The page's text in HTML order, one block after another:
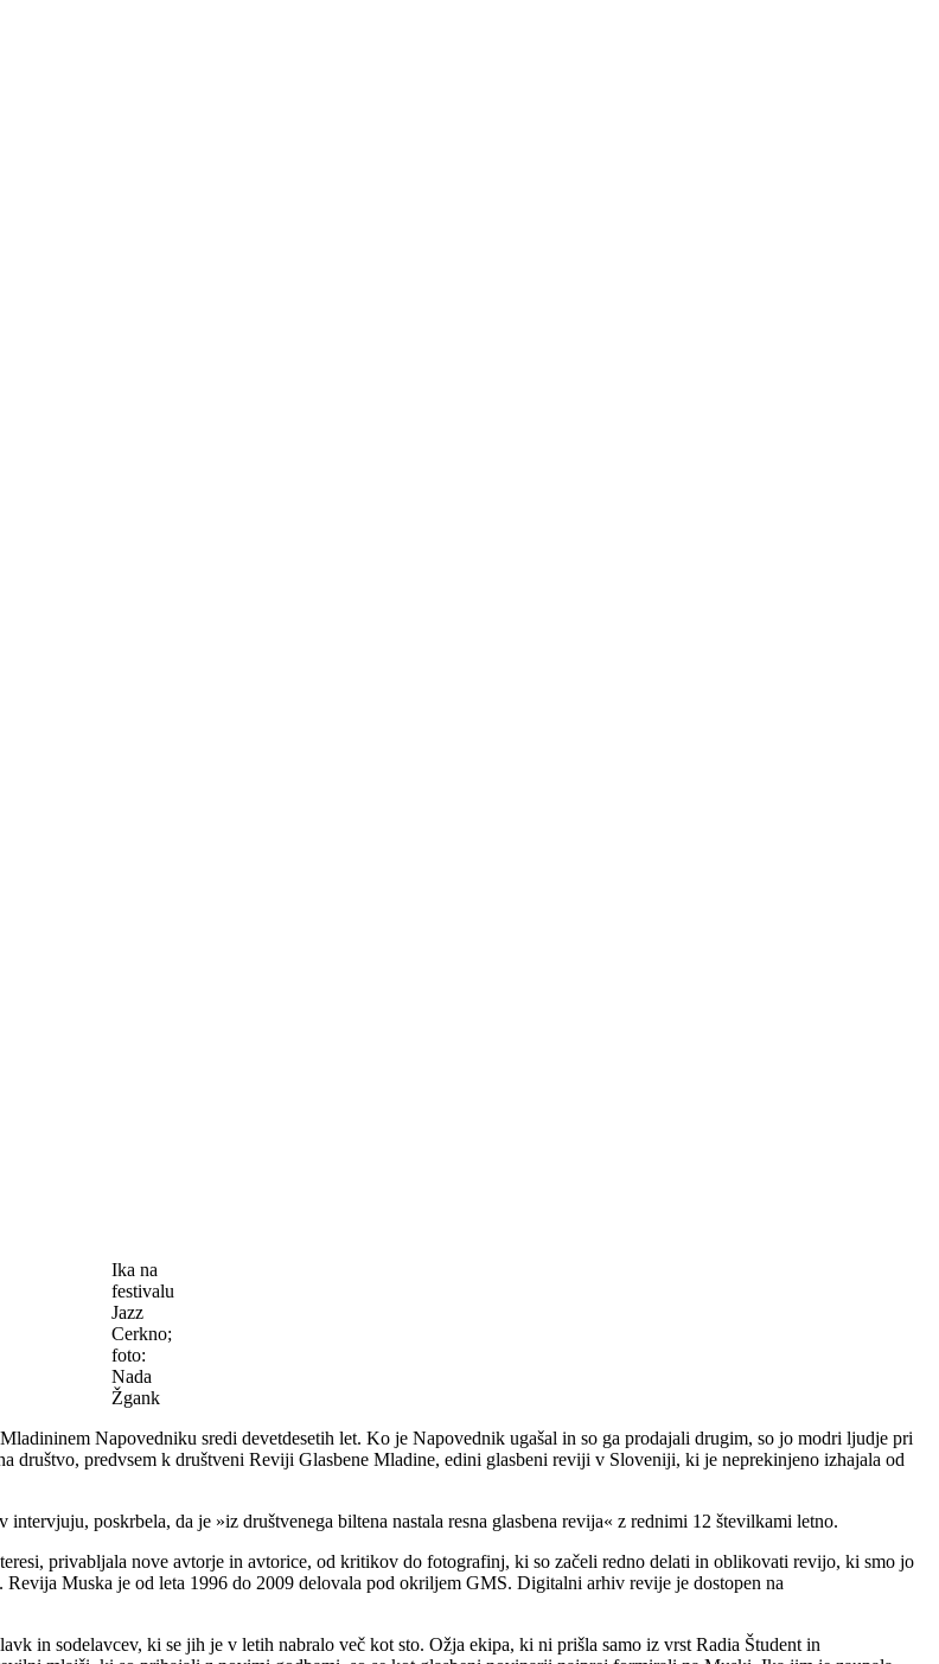
Ika na
festivalu
Jazz
Cerkno;
foto:
Nada
Žgank
Napovedniku sredi devetdesetih let. Ko je Napovednik ugašal in so ga prodajali drugim, so jo modri ljudje pri
društvo, predvsem k društveni Reviji Glasbene Mladine, edini glasbeni reviji v Sloveniji, ki je neprekinjeno izhajala od
poskrbela, da je »iz društvenega biltena nastala resna glasbena revija« z rednimi 12 številkami letno.
privabljala nove avtorje in avtorice, od kritikov do fotografinj, ki so začeli redno delati in oblikovati revijo, ki smo jo
Muska je od leta 1996 do 2009 delovala pod okriljem GMS. Digitalni arhiv revije je dostopen na
in sodelavcev, ki se jih je v letih nabralo več kot sto. Ožja ekipa, ki ni prišla samo iz vrst Radia Študent in